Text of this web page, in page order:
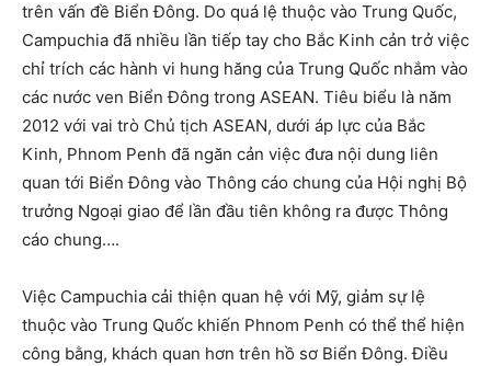
trên vấn đề Biển Đông. Do quá lệ thuộc vào Trung Quốc,
Campuchia đã nhiều lần tiếp tay cho Bắc Kinh cản trở việc
chỉ trích các hành vi hung hăng của Trung Quốc nhắm vào
các nước ven Biển Đông trong ASEAN. Tiêu biểu là năm
2012 với vai trò Chủ tịch ASEAN, dưới áp lực của Bắc
Kinh, Phnom Penh đã ngăn cản việc đưa nội dung liên
quan tới Biển Đông vào Thông cáo chung của Hội nghị Bộ
trưởng Ngoại giao để lần đầu tiên không ra được Thông
cáo chung….
Việc Campuchia cải thiện quan hệ với Mỹ, giảm sự lệ
thuộc vào Trung Quốc khiến Phnom Penh có thể thể hiện
công bằng, khách quan hơn trên hồ sơ Biển Đông. Điều